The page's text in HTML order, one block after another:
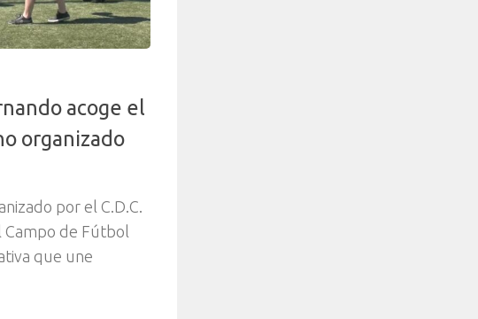
acoge el
organizado
por el C.D.C.
Campo de Fútbol
que une